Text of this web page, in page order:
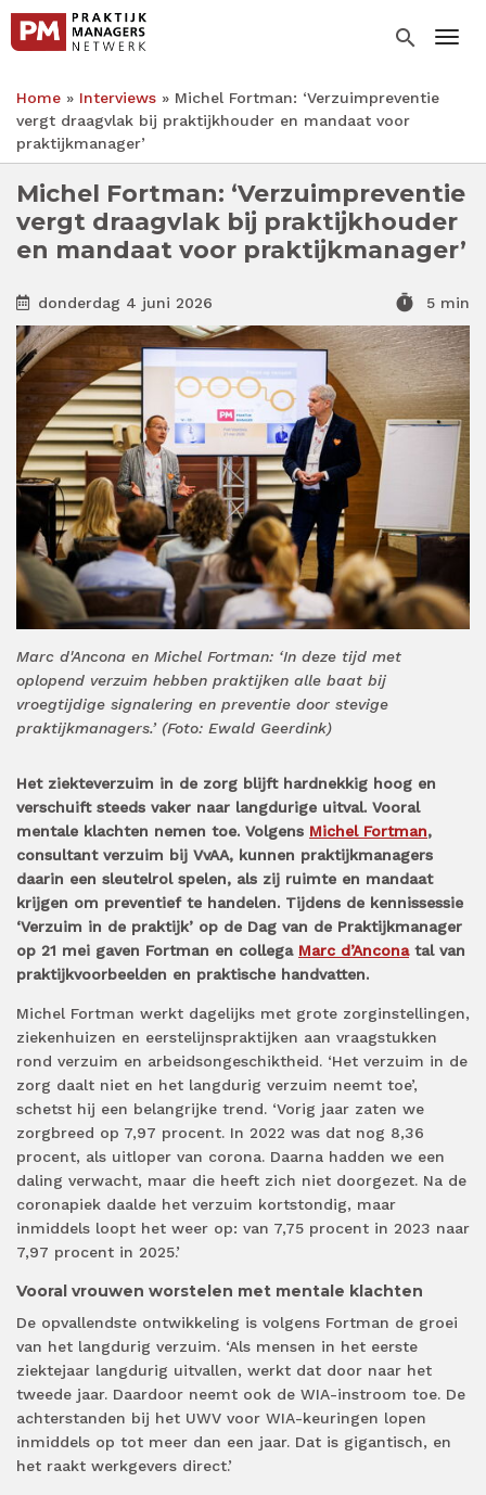
Overslaan
naar
inhoud
gaan
search
Kruimelpad
Home Interviews
Michel Fortman: ‘Verzuimpreventie
vergt draagvlak bij praktijkhouder en mandaat voor
praktijkmanager’
Michel Fortman: ‘Verzuimpreventie
vergt draagvlak bij praktijkhouder
en mandaat voor praktijkmanager’
donderdag 4 juni 2026 timer 5 min
Marc d'Ancona en Michel Fortman: ‘In deze tijd met
oplopend verzuim hebben praktijken alle baat bij
vroegtijdige signalering en preventie door stevige
praktijkmanagers.’ (Foto: Ewald Geerdink)
Het ziekteverzuim in de zorg blijft hardnekkig hoog en
verschuift steeds vaker naar langdurige uitval. Vooral
mentale klachten nemen toe. Volgens Michel Fortman,
consultant verzuim bij VvAA, kunnen praktijkmanagers
daarin een sleutelrol spelen, als zij ruimte en mandaat
krijgen om preventief te handelen. Tijdens de kennissessie
‘Verzuim in de praktijk’ op de Dag van de Praktijkmanager
op 21 mei gaven Fortman en collega Marc d’Anconatal van
praktijkvoorbeelden en praktische handvatten.
Michel Fortman werkt dagelijks met grote zorginstellingen,
ziekenhuizen en eerstelijnspraktijken aan vraagstukken
rond verzuim en arbeidsongeschiktheid. ‘Het verzuim in de
zorg daalt niet en het langdurig verzuim neemt toe’,
schetst hij een belangrijke trend. ‘Vorig jaar zaten we
zorgbreed op 7,97 procent. In 2022 was dat nog 8,36
procent, als uitloper van corona. Daarna hadden we een
daling verwacht, maar die heeft zich niet doorgezet. Na de
coronapiek daalde het verzuim kortstondig, maar
inmiddels loopt het weer op: van 7,75 procent in 2023 naar
7,97 procent in 2025.’
Vooral vrouwen worstelen met mentale klachten
De opvallendste ontwikkeling is volgens Fortman de groei
van het langdurig verzuim. ‘Als mensen in het eerste
ziektejaar langdurig uitvallen, werkt dat door naar het
tweede jaar. Daardoor neemt ook de WIA-instroom toe. De
achterstanden bij het UWV voor WIA-keuringen lopen
inmiddels op tot meer dan een jaar. Dat is gigantisch, en
het raakt werkgevers direct.’